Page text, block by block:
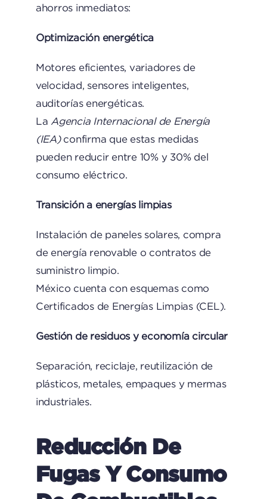
ahorros inmediatos:
Optimización energética
Motores eficientes, variadores de
velocidad, sensores inteligentes,
auditorías energéticas.
La Agencia Internacional de Energía
(IEA)confirma que estas medidas
pueden reducir entre 10% y 30% del
consumo eléctrico.
Transición a energías limpias
Instalación de paneles solares, compra
de energía renovable o contratos de
suministro limpio.
México cuenta con esquemas como
Certificados de Energías Limpias (CEL).
Gestión de residuos y economía circular
Separación, reciclaje, reutilización de
plásticos, metales, empaques y mermas
industriales.
Reducción De
Fugas Y Consumo